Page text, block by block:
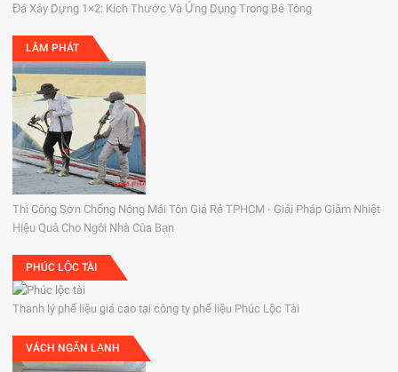
Đá Xây Dựng 1×2: Kích Thước Và Ứng Dụng Trong Bê Tông
LÂM PHÁT
Thi Công Sơn Chống Nóng Mái Tôn Giá Rẻ TPHCM - Giải Pháp Giảm Nhiệt
Hiệu Quả Cho Ngôi Nhà Của Bạn
PHÚC LỘC TÀI
Thanh lý phế liệu giá cao tại công ty phế liệu Phúc Lộc Tài
VÁCH NGĂN LẠNH